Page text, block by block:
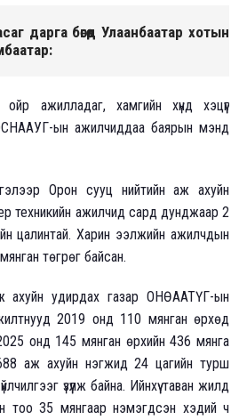
дарга бөгөөд Улаанбаатар хотын
ажилладаг, хамгийн хүнд хэцүүг
ын ажилчиддаа баярын мэнд
Орон сууц нийтийн аж ахуйн
техникийн ажилчид сард дунджаар 2
цалинтай. Харин ээлжийн ажилчдын
төгрөг байсан.
ахуйн удирдах газар ОНӨААТҮГ-ын
2019 онд 110 мянган өрхөд
онд 145 мянган өрхийн 436 мянга
аж ахуйн нэгжид 24 цагийн турш
үзүүлж байна. Ийнхүү таван жилд
тоо 35 мянгаар нэмэгдсэн хэдий ч